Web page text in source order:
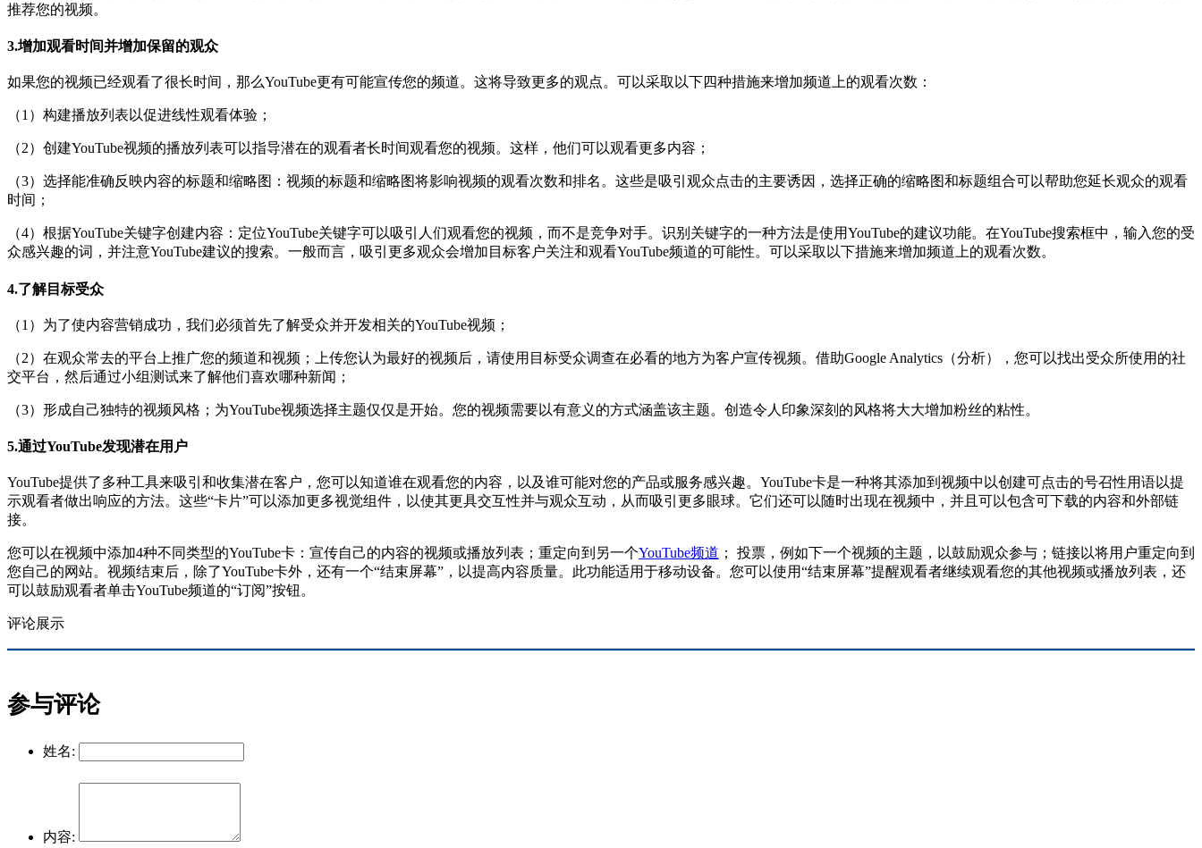
推荐您的视频。
3.增加观看时间并增加保留的观众
如果您的视频已经观看了很长时间，那么YouTube更有可能宣传您的频道。这将导致更多的观点。 可以采取以下四种措施来增加频道上的观看次数：
（1）构建播放列表以促进线性观看体验；
（2）创建YouTube视频的播放列表可以指导潜在的观看者长时间观看您的视频。这样，他们可以观看更多内容；
（3）选择能准确反映内容的标题和缩略图：视频的标题和缩略图将影响视频的观看次数和排名。这些是吸引观众点击的主要诱因，选择正确的缩略图和标题组合可以帮助您延长观众的观看
时间；
（4）根据YouTube关键字创建内容：定位YouTube关键字可以吸引人们观看您的视频，而不是竞争对手。识别关键字的一种方法是使用YouTube的建议功能。在YouTube搜索框中，输入您的受
众感兴趣的词，并注意YouTube建议的搜索。 一般而言，吸引更多观众会增加目标客户关注和观看YouTube频道的可能性。 可以采取以下措施来增加频道上的观看次数。
4.了解目标受众
（1）为了使内容营销成功，我们必须首先了解受众并开发相关的YouTube视频；
（2）在观众常去的平台上推广您的频道和视频；
上传您认为最好的视频后，请使用目标受众调查在必看的地方为客户宣传视频。借助Google Analytics（分析），您可以找出受众所使用的社
交平台，然后通过小组测试来了解他们喜欢哪种新闻；
（3）形成自己独特的视频风格； 为YouTube视频选择主题仅仅是开始。您的视频需要以有意义的方式涵盖该主题。创造令人印象深刻的风格将大大增加粉丝的粘性。
5.通过YouTube发现潜在用户
YouTube提供了多种工具来吸引和收集潜在客户，您可以知道谁在观看您的内容，以及谁可能对您的产品或服务感兴趣。 YouTube卡是一种将其添加到视频中以创建可点击的号召性用语以提
示观看者做出响应的方法。 这些“卡片”可以添加更多视觉组件，以使其更具交互性并与观众互动，从而吸引更多眼球。它们还可以随时出现在视频中，并且可以包含可下载的内容和外部链
接。
您可以在视频中添加4种不同类型的YouTube卡：宣传自己的内容的视频或播放列表；重定向到另一个YouTube频道 ； 投票，例如下一个视频的主题，以鼓励观众参与；链接以将用户重定向到
您自己的网站。视频结束后，除了YouTube卡外，还有一个“结束屏幕”，以提高内容质量。此功能适用于移动设备。您可以使用“结束屏幕”提醒观看者继续观看您的其他视频或播放列表，还
可以鼓励观看者单击YouTube频道的“订阅”按钮。
评论展示
参与评论
姓名:
内容: